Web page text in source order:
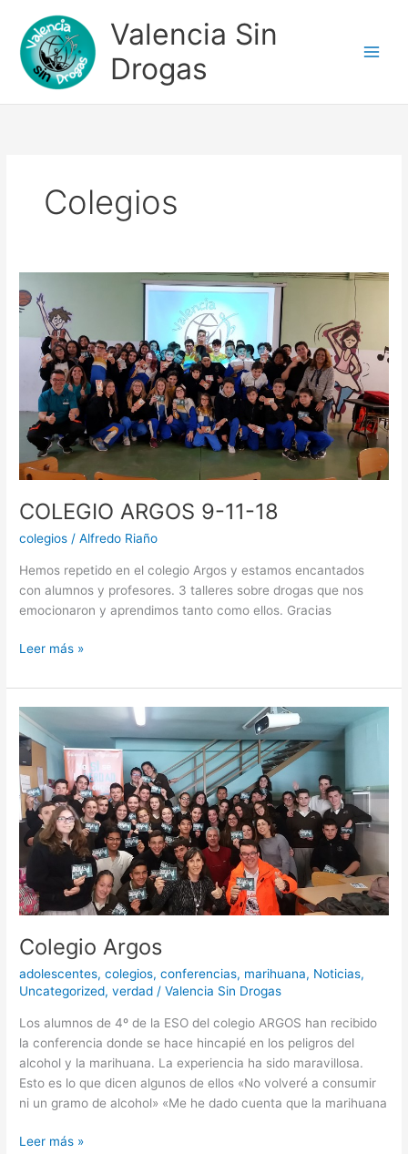
contenido
Valencia Sin
Drogas
Colegios
COLEGIO ARGOS 9-11-18
colegios /Alfredo Riaño
Hemos repetido en el colegio Argos y estamos encantados
con alumnos y profesores. 3 talleres sobre drogas que nos
emocionaron y aprendimos tanto como ellos. Gracias
ARGOS
11-
Leer más »
Colegio Argos
adolescentes,colegios,conferencias, marihuana, Noticias,
Uncategorized,verdad /Valencia Sin Drogas
Los alumnos de 4º de la ESO del colegio ARGOS han recibido
la conferencia donde se hace hincapié en los peligros del
alcohol y la marihuana. La experiencia ha sido maravillosa.
Esto es lo que dicen algunos de ellos «No volveré a consumir
ni un gramo de alcohol» «Me he dado cuenta que la marihuana
Colegio
Argos
Leer más »